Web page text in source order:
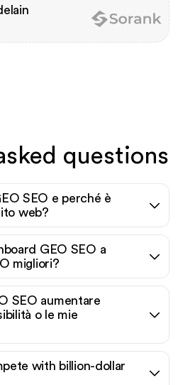
questions
SEO e perché è
web?
GEO SEO a
migliori?
SEO aumentare
o le mie
with billion-dollar